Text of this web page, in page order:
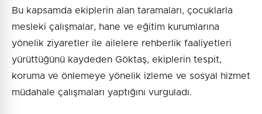
Bu kapsamda ekiplerin alan taramaları, çocuklarla
mesleki çalışmalar, hane ve eğitim kurumlarına
yönelik ziyaretler ile ailelere rehberlik faaliyetleri
yürüttüğünü kaydeden Göktaş, ekiplerin tespit,
koruma ve önlemeye yönelik izleme ve sosyal hizmet
müdahale çalışmaları yaptığını vurguladı.